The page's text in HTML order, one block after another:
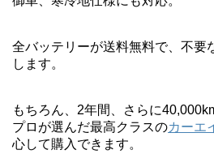
全バッテリーが送料無料で、不要
します。
もちろん、2年間、さらに
プロが選んだ最高クラスのカーエ
心して購入できます。